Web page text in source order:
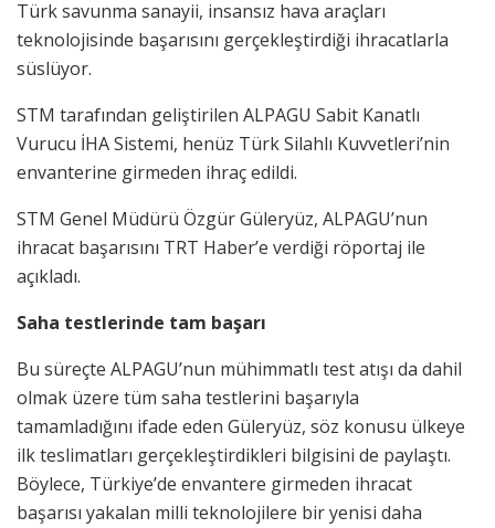
Türk savunma sanayii, insansız hava araçları
teknolojisinde başarısını gerçekleştirdiği ihracatlarla
süslüyor.
STM tarafından geliştirilen ALPAGU Sabit Kanatlı
Vurucu İHA Sistemi, henüz Türk Silahlı Kuvvetleri’nin
envanterine girmeden ihraç edildi.
STM Genel Müdürü Özgür Güleryüz, ALPAGU’nun
ihracat başarısını TRT Haber’e verdiği röportaj ile
açıkladı.
Saha testlerinde tam başarı
Bu süreçte ALPAGU’nun mühimmatlı test atışı da dahil
olmak üzere tüm saha testlerini başarıyla
tamamladığını ifade eden Güleryüz, söz konusu ülkeye
ilk teslimatları gerçekleştirdikleri bilgisini de paylaştı.
Böylece, Türkiye’de envantere girmeden ihracat
başarısı yakalan milli teknolojilere bir yenisi daha